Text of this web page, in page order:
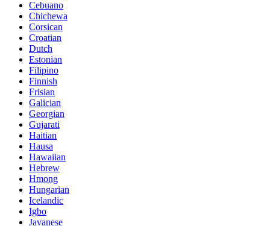
Cebuano
Chichewa
Corsican
Croatian
Dutch
Estonian
Filipino
Finnish
Frisian
Galician
Georgian
Gujarati
Haitian
Hausa
Hawaiian
Hebrew
Hmong
Hungarian
Icelandic
Igbo
Javanese